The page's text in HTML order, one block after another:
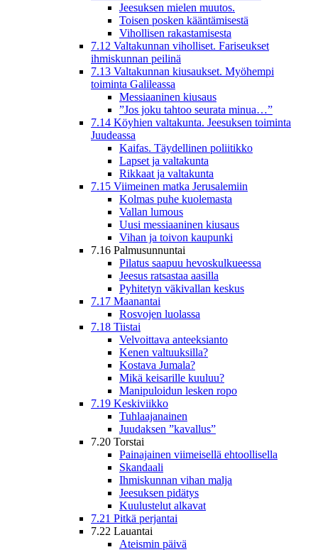
Jeesuksen mielen muutos.
Toisen posken kääntämisestä
Vihollisen rakastamisesta
7.12 Valtakunnan viholliset. Fariseukset
ihmiskunnan peilinä
7.13 Valtakunnan kiusaukset. Myöhempi
toiminta Galileassa
Messiaaninen kiusaus
”Jos joku tahtoo seurata minua…”
7.14 Köyhien valtakunta. Jeesuksen toiminta
Juudeassa
Kaifas. Täydellinen poliitikko
Lapset ja valtakunta
Rikkaat ja valtakunta
7.15 Viimeinen matka Jerusalemiin
Kolmas puhe kuolemasta
Vallan lumous
Uusi messiaaninen kiusaus
Vihan ja toivon kaupunki
7.16 Palmusunnuntai
Pilatus saapuu hevoskulkueessa
Jeesus ratsastaa aasilla
Pyhitetyn väkivallan keskus
7.17 Maanantai
Rosvojen luolassa
7.18 Tiistai
Velvoittava anteeksianto
Kenen valtuuksilla?
Kostava Jumala?
Mikä keisarille kuuluu?
Manipuloidun lesken ropo
7.19 Keskiviikko
Tuhlaajanainen
Juudaksen ”kavallus”
7.20 Torstai
Painajainen viimeisellä ehtoollisella
Skandaali
Ihmiskunnan vihan malja
Jeesuksen pidätys
Kuulustelut alkavat
7.21 Pitkä perjantai
7.22 Lauantai
Ateismin päivä